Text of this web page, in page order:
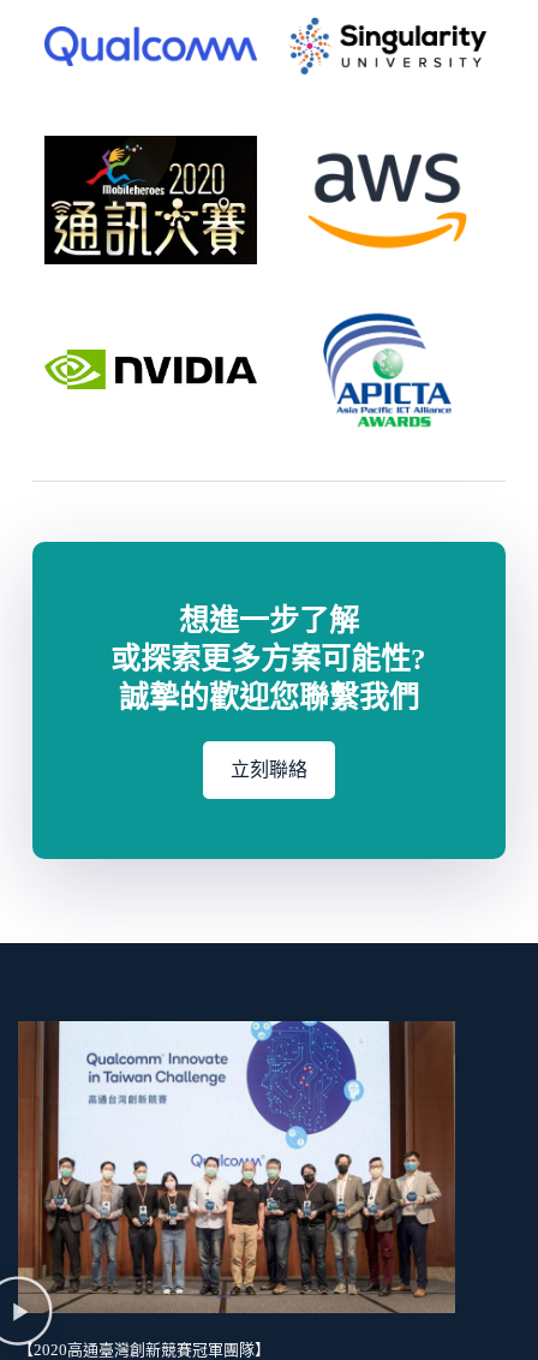
想進一步了解
或探索更多方案可能性?
誠摯的歡迎您聯繫我們
立刻聯絡
【2020高通臺灣創新競賽冠軍團隊】